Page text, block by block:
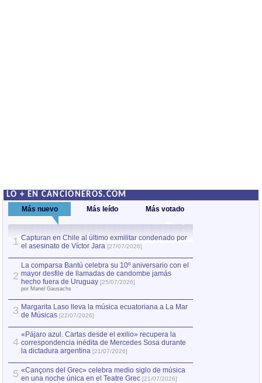
LO + EN CANCIONEROS.COM
Más nuevo Más leído Más votado
1 Capturan en Chile al último exmilitar condenado por
el asesinato de Víctor Jara [27/07/2026]
2
La comparsa Bantú celebra su 10º aniversario con el
mayor desfile de llamadas de candombe jamás
hecho fuera de Uruguay [25/07/2026]
por Manel Gausachs
3 Margarita Laso lleva la música ecuatoriana a La Mar
de Músicas [22/07/2026]
4
«Pájaro azul. Cartas desde el exilio» recupera la
correspondencia inédita de Mercedes Sosa durante
la dictadura argentina [21/07/2026]
5 «Cançons del Grec» celebra medio siglo de música
en una noche única en el Teatre Grec [21/07/2026]